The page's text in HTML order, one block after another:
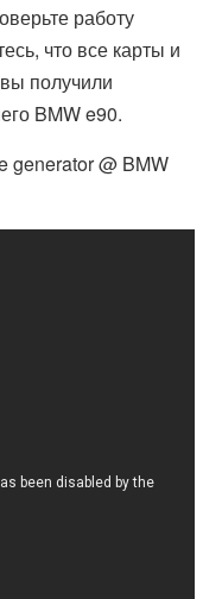
работу
что все карты и
получили
BMW e90.
generator @ BMW